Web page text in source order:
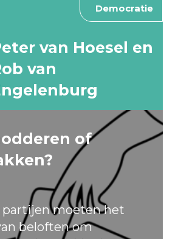
Democratie
van Hoesel en
van
of
moeten het
beloften om